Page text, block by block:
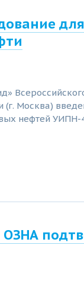
для
(г. Москва)
нефтей УИПН-